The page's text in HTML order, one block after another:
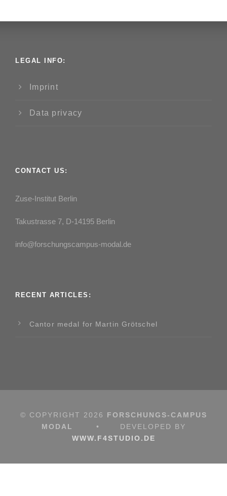
LEGAL INFO:
Imprint
Data privacy
CONTACT US:
Zuse-Institut Berlin
Takustrasse 7, D-14195 Berlin
info@forschungscampus-modal.de
RECENT ARTICLES:
Cantor medal for Martin Grötschel
© COPYRIGHT 2026 FORSCHUNGS-CAMPUS
MODAL
•
DEVELOPED BY
WWW.F4STUDIO.DE